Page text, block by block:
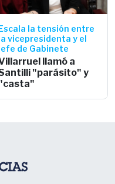
la tensión entre
vicepresidenta y el
de Gabinete
llamó a
"parásito" y